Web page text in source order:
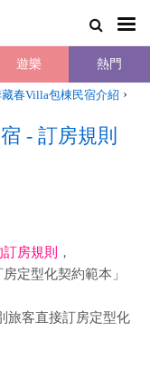
遊樂 熱門
春Villa包棟民宿介紹 ›
- 訂房規則
房規則
，
定型化契約範本」
旅客直接訂房定型化